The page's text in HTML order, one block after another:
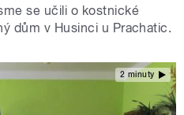
se učili o kostnické
dům v Husinci u Prachatic.
2 minuty